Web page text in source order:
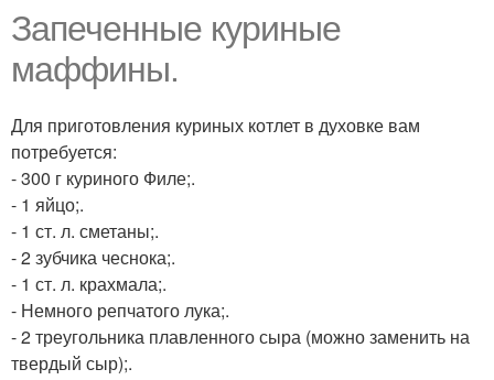
Запеченные куриные
маффины.
Для приготовления куриных котлет в духовке вам
потребуется:
- 300 г куриного Филе;.
- 1 яйцо;.
- 1 ст. л. сметаны;.
- 2 зубчика чеснока;.
- 1 ст. л. крахмала;.
- Немного репчатого лука;.
- 2 треугольника плавленного сыра (можно заменить на
твердый сыр);.